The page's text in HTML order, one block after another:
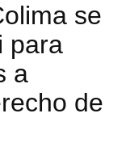
se
para
a
de